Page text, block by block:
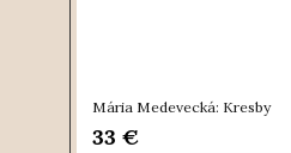
Mária Medevecká: Kresby
33 €